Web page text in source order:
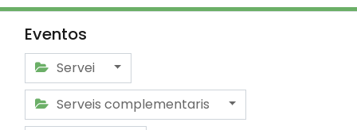
Eventos
Servei
Serveis complementaris